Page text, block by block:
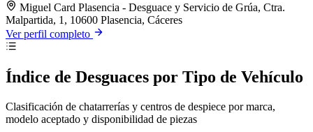
Miguel Card Plasencia - Desguace y Servicio de Grúa, Ctra.
Malpartida, 1, 10600 Plasencia, Cáceres
Ver perfil completo
Índice de Desguaces por Tipo de Vehículo
Clasificación de chatarrerías y centros de despiece por marca,
modelo aceptado y disponibilidad de piezas